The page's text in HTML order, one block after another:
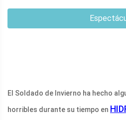
El Soldado de Invierno ha hecho
horribles durante su tiempo en